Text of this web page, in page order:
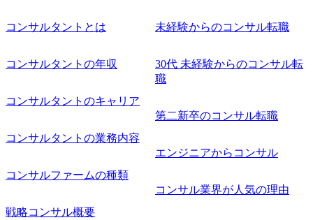
件定義～基本設計など上流経験2年以上 ・PMO経験2年以上
工程の経験 ・サブリーダー以上のマネジメント経験 ・お客
様との折衝経験、交渉経験 ・組織課題に対して主体的に業
務改善に取り組まれたご経験 ・アジャイル/スクラムへの興
味関心 ● 求める人物像 ・リーダーシップが取れる方/一人称
で主体的に動ける方 ・年齢にこだわらず、アドバイスを素
直に受け取れる方 ・推進力のある方
コンサルタントとは
コンサルタントの年収
コンサルタントのキャリア
コンサルタントの業務内容
コンサルファームの種類
戦略コンサル概要
未経験からのコンサル転職
30代 未経験からのコンサル転
職
第二新卒のコンサル転職
エンジニアからコンサル
コンサル業界が人気の理由